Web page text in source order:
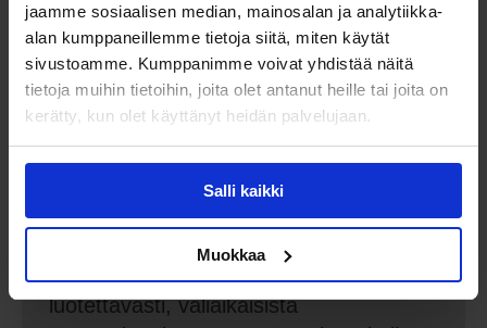
jaamme sosiaalisen median, mainosalan ja analytiikka-
alan kumppaneillemme tietoja siitä, miten käytät
sivustoamme. Kumppanimme voivat yhdistää näitä
tietoja muihin tietoihin, joita olet antanut heille tai joita on
kerätty, kun olet käyttänyt heidän palvelujaan.
Salli kaikki
Muokkaa
Kansainvälinen
rekrytointi
Ratkaisemme erilaisia
teknologiaresurssitarpeita nopeasti ja
luotettavasti, väliaikaisista